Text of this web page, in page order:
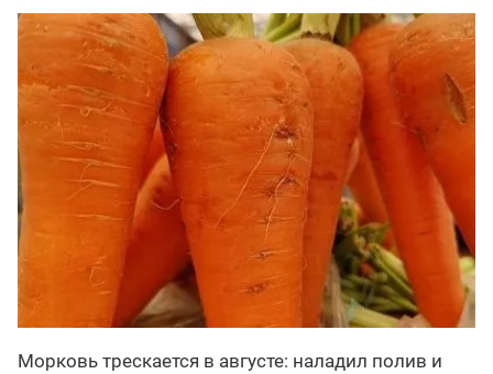
Морковь трескается в августе: наладил полив и